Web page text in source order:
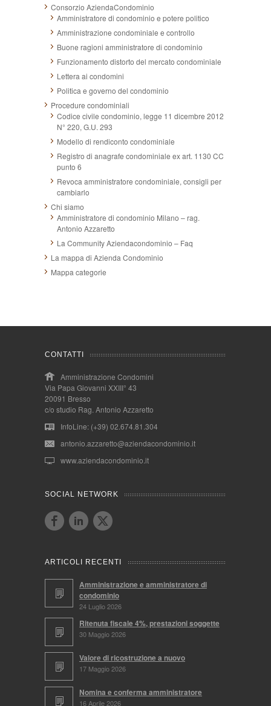
Consorzio AziendaCondominio
Amministratore di condominio e potere politico
Amministrazione condominiale e controllo
Buone ragioni amministratore di condominio
Funzionamento distorto del mercato condominiale
Lettera ai condomini
Politica e governo del condominio
Procedure condominiali
Codice civile condominio, legge 11 dicembre 2012
N° 220, G.U. 293
Modello di rendiconto condominiale
Registro di anagrafe condominiale ex art. 1130 CC
punto 6
Revoca amministratore condominiale, consigli per
cambiarlo
Chi siamo
Amministratore di condominio Milano – rag.
Antonio Azzaretto
La Community Aziendacondominio – Faq
La mappa di Azienda Condominio
Mappa categorie
CONTATTI
Amministrazione Condomini
Via Papa Giovanni XXIII° 43
20091 Bresso
c/o studio Rag. Antonio Azzaretto
InfoLine: (+39) 02.674.81.304
antonio.azzaretto@aziendacondominio.it
www.aziendacondominio.it
SOCIAL NETWORK
ARTICOLI RECENTI
Amministrazione e amministratore di
condominio
24 Luglio 2026
Ritenuta fiscale 4%, prestazioni soggette
30 Maggio 2026
Valore di ricostruzione a nuovo
17 Maggio 2026
Nomina e conferma amministratore
16 Aprile 2026